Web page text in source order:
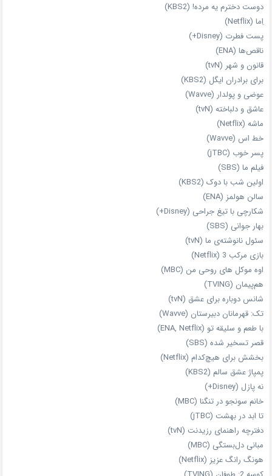
دوست دخترم یه مرده! (KBS2)
اِما (Netflix)
پست فطرت (Disney+)
ناقص‌ها (ENA)
قانون و شهر (tvN)
برای برادران ایگل (KBS2)
عوضی و پولدار (Wavve)
عاشق و دلباخته (tvN)
ماشه (Netflix)
خط اس (Wavve)
پسر خوب (jTBC)
فیلم ما (SBS)
اولین شب با دوک (KBS2)
سالن هولمز (ENA)
شکارچی با تیغ جراحی (Disney+)
بهار جوانی (SBS)
سئول نانوشته‌ی ما (tvN)
بازی مرکب 3 (Netflix)
اوه موکل های روحی من (MBC)
هم‌پیمان (TVING)
شانس دوباره برای عشق (tvN)
تک: قهرمانان دبیرستان (Wavve)
با طعم و سلیقه تو (ENA, Netflix)
قصر تسخیر شده (SBS)
بخشش برای هیچ‌کدام (Netflix)
پمپاژ عشق سالم (KBS2)
نه پازل (Disney+)
خانم سونجو در تنگنا (MBC)
تا ابد در بهشت (jTBC)
دفترچه راهنمای رزیدنت (tvN)
مبانی دل‌بستگی (MBC)
هونگ رانگ عزیز (Netflix)